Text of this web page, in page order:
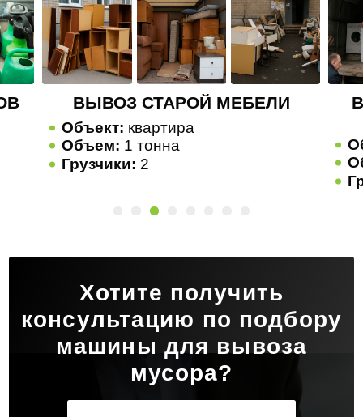
ВЫВОЗ СТАРОЙ БЫТОВОЙ
Объект: квартира
Объем:1 тонна
Хотите получить
консультацию по подбору
машины для вывоза
мусора?